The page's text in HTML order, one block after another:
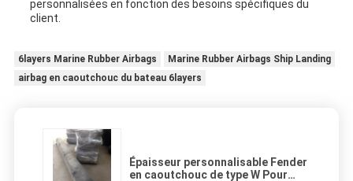
personnalisées en fonction des besoins spécifiques du
client.
6layers Marine Rubber Airbags
Marine Rubber Airbags Ship Landing
airbag en caoutchouc du bateau 6layers
Épaisseur personnalisable Fender
en caoutchouc de type W Pour